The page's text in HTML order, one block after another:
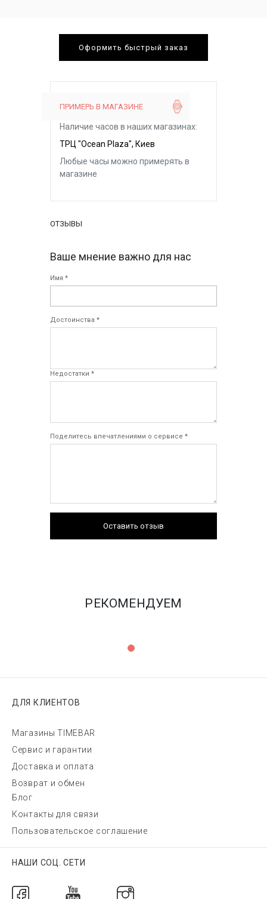
Оформить быстрый заказ
ПРИМЕРЬ В МАГАЗИНЕ
Наличие часов в наших магазинах:
ТРЦ "Ocean Plaza", Киев
Любые часы можно примерять в
магазине
ОТЗЫВЫ
Ваше мнение важно для нас
Имя *
Достоинства *
Недостатки *
Поделитесь впечатлениями о сервисе *
Оставить отзыв
РЕКОМЕНДУЕМ
ДЛЯ КЛИЕНТОВ
Магазины TIMEBAR
Сервис и гарантии
Доставка и оплата
Возврат и обмен
Блог
Контакты для связи
Пользовательское соглашение
НАШИ СОЦ. СЕТИ